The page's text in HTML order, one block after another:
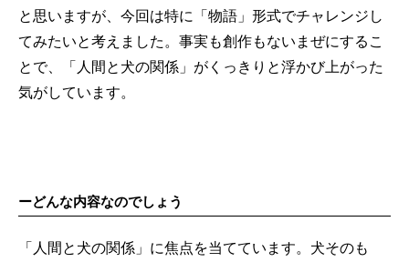
と思いますが、今回は特に「物語」形式でチャレンジし
てみたいと考えました。事実も創作もないまぜにするこ
とで、「人間と犬の関係」がくっきりと浮かび上がった
気がしています。
ーどんな内容なのでしょう
「人間と犬の関係」に焦点を当てています。犬そのも